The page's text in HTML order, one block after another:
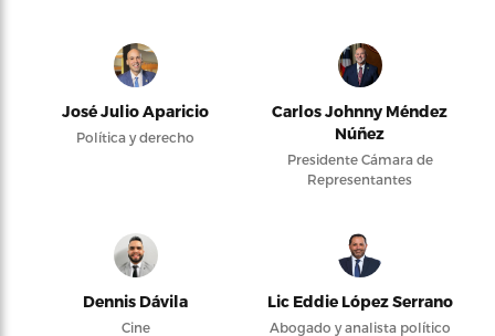
José Julio Aparicio
Política y derecho
Carlos Johnny Méndez
Núñez
Presidente Cámara de
Representantes
Dennis Dávila
Cine
Lic Eddie López Serrano
Abogado y analista político